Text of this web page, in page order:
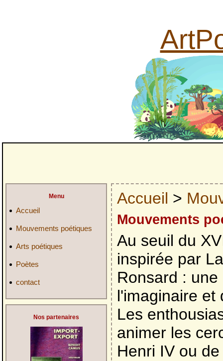
Menu
Accueil
Mouvements poétiques
Arts poétiques
Poètes
contact
Nos partenaires
Accueil >
Mouvements
Au seuil du
inspirée par
Ronsard :
l'imaginaire et
Les
animer les
Henri IV ou